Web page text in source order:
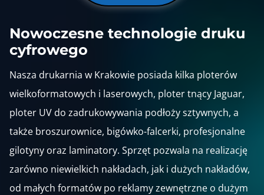
Nowoczesne technologie druku
cyfrowego
Nasza drukarnia w Krakowie posiada kilka ploterów
wielkoformatowych i laserowych, ploter tnący Jaguar,
ploter UV do zadrukowywania podłoży sztywnych, a
także broszurownice, bigówko-falcerki, profesjonalne
gilotyny oraz laminatory. Sprzęt pozwala na realizację
zarówno niewielkich nakładach, jak i dużych nakładów,
od małych formatów po reklamy zewnętrzne o dużym